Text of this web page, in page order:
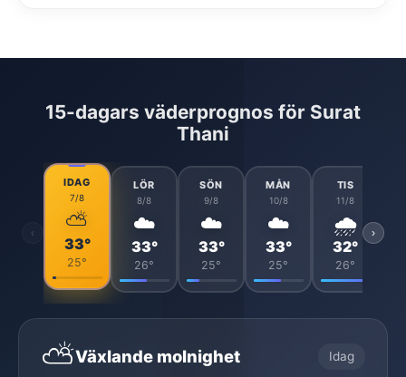
15-dagars väderprognos för Surat
Thani
‹
IDAG
7/8
⛅
33°
25°
LÖR
8/8
☁️
33°
26°
SÖN
9/8
☁️
33°
25°
MÅN
10/8
☁️
33°
25°
TIS
11/8
🌧️
32°
26°
›
⛅Växlande molnighet Idag